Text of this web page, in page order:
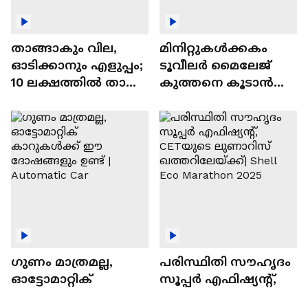
താങ്ങാകും വില,
ഓടിക്കാനും എളുപ്പം;
10 ലക്ഷത്തിൽ താഴെ
ഓട്ടോമാറ്റിക്ക്
എസ്‍യുവികൾ
മിനിറ്റുകൾക്കകം
ടൂവീലർ മൈലേജ്
കുത്തനെ കൂടാൻ
ഗുണം മാത്രമല്ല,
ഓട്ടോമാറ്റിക്
പരിസ്ഥിതി സൗഹൃദം
സൂപ്പർ എഫിഷ്യന്റ്,